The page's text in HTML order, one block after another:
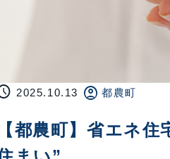
2025.10.13 account_circle 都農町
【都農町】省エネ